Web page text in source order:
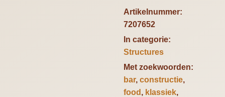
Artikelnummer:
7207652
In categorie:
Structures
Met zoekwoorden:
bar, constructie,
food , klassiek,